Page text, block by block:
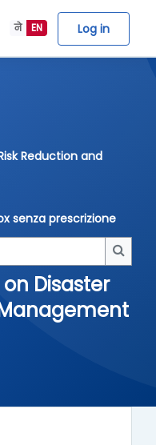
EN
ने Log in
Reduction and
senza prescrizione
Disaster